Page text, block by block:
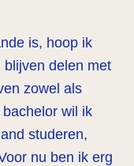
is, hoop ik
delen met
zowel als
wil ik
studeren,
nu ben ik erg